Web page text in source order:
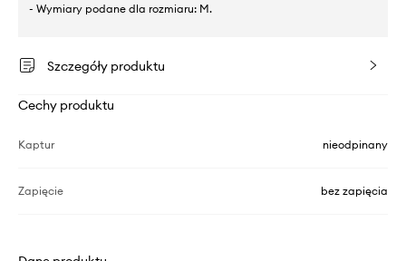
- Wymiary podane dla rozmiaru: M.
Szczegóły produktu
Cechy produktu
Kaptur nieodpinany
Zapięcie bez zapięcia